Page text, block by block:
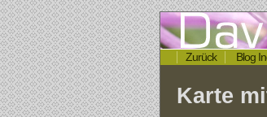
Zurück Blog
Karte